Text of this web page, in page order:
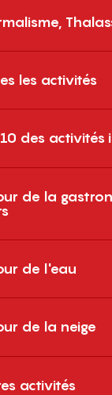
les activités
des activités
de la
de l'eau
de la neige
activités